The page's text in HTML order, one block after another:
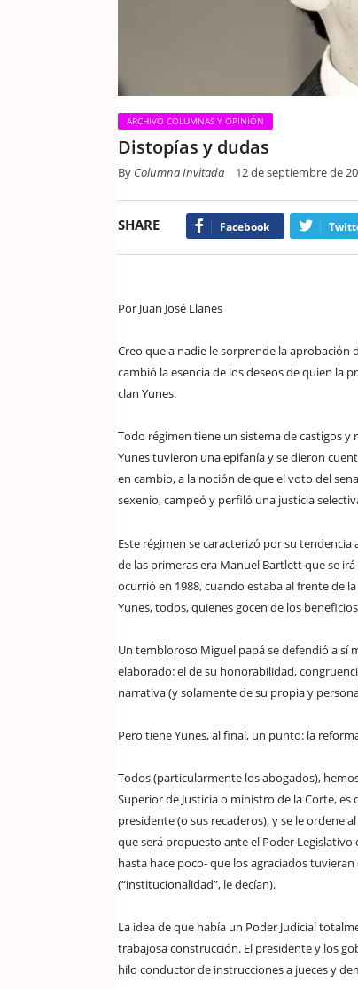
ARCHIVO COLUMNAS Y OPINIÓN
Distopías y dudas
By Columna Invitada 12 de septiembre de
SHARE Facebook
Por Juan José Llanes
Creo que a nadie le sorprende la
cambió la esencia de los deseos de quien la
clan Yunes.
Todo régimen tiene un sistema de castigos
Yunes tuvieron una epifanía y se dieron
en cambio, a la noción de que el voto del
sexenio, campeó y perfiló una justicia
Este régimen se caracterizó por su
de las primeras era Manuel Bartlett que se
ocurrió en 1988, cuando estaba al frente de
Yunes, todos, quienes gocen de los
Un tembloroso Miguel papá se defendió a sí
elaborado: el de su honorabilidad,
narrativa (y solamente de su propia y
Pero tiene Yunes, al final, un punto: la
Todos (particularmente los abogados),
Superior de Justicia o ministro de la Corte,
presidente (o sus recaderos), y se le ordene
que será propuesto ante el Poder
hasta hace poco- que los agraciados
(“institucionalidad”, le decían).
La idea de que había un Poder Judicial
trabajosa construcción. El presidente y los
hilo conductor de instrucciones a jueces y